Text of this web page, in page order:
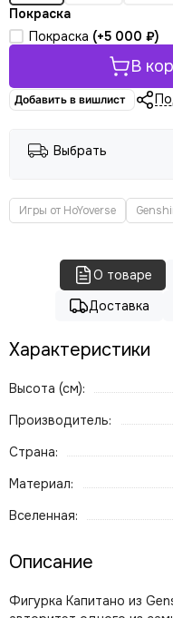
Покраска
Покраска (+5 000 ₽)
В
Добавить в вишлист
Выбрать
Игры от HoYoverse
О товаре
Доставка
Характеристики
Высота (см):
Производитель:
Страна:
Материал:
Вселенная:
Описание
Фигурка Капитано из